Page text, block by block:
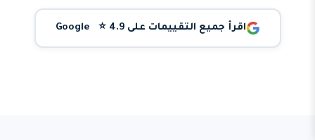
اقرأ جميع التقييمات على Google ⭐ 4.9